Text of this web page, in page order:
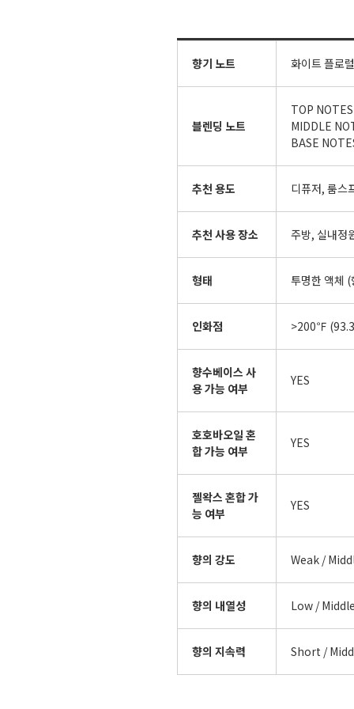
향기 노트 화이트 플로럴
블렌딩 노트
TOP
MIDDLE
BASE
추천 용도 디퓨저, 룸스
추천 사용 장소 주방, 실내정
형태 투명한 액체
인화점 >200℉
향수베이스 사
용 가능 여부
YES
호호바오일 혼
합 가능 여부
YES
젤왁스 혼합 가
능 여부
YES
향의 강도 Weak /
향의 내열성 Low /
향의 지속력 Short /